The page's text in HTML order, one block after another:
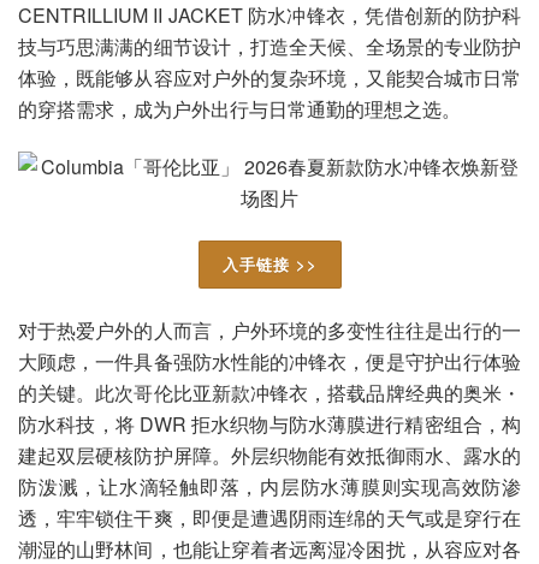
CENTRILLIUM II JACKET 防水冲锋衣，凭借创新的防护科
技与巧思满满的细节设计，打造全天候、全场景的专业防护
体验，既能够从容应对户外的复杂环境，又能契合城市日常
的穿搭需求，成为户外出行与日常通勤的理想之选。
入手链接 >>
对于热爱户外的人而言，户外环境的多变性往往是出行的一
大顾虑，一件具备强防水性能的冲锋衣，便是守护出行体验
的关键。此次哥伦比亚新款冲锋衣，搭载品牌经典的奥米・
防水科技，将 DWR 拒水织物与防水薄膜进行精密组合，构
建起双层硬核防护屏障。外层织物能有效抵御雨水、露水的
防泼溅，让水滴轻触即落，内层防水薄膜则实现高效防渗
透，牢牢锁住干爽，即便是遭遇阴雨连绵的天气或是穿行在
潮湿的山野林间，也能让穿着者远离湿冷困扰，从容应对各